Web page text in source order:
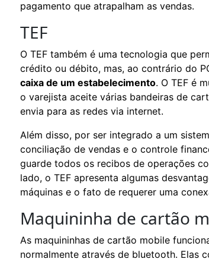
pagamento que atrapalham as vendas.
TEF
O TEF também é uma tecnologia que
crédito ou débito, mas, ao contrário do
caixa de um estabelecimento. O TEF é
o varejista aceite várias bandeiras de
envia para as redes via internet.
Além disso, por ser integrado a um
conciliação de vendas e o controle
guarde todos os recibos de operações
lado, o TEF apresenta algumas
máquinas e o fato de requerer uma
Maquininha de cartão
As maquininhas de cartão mobile
normalmente através de bluetooth. Elas